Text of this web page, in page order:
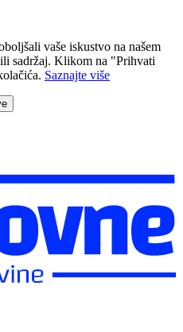
vaše iskustvo na našem
sadržaj. Klikom na "Prihvati
Saznajte više